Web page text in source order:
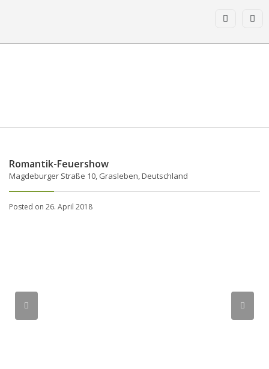
Romantik-Feuershow
Magdeburger Straße 10, Grasleben, Deutschland
Posted on 26. April 2018